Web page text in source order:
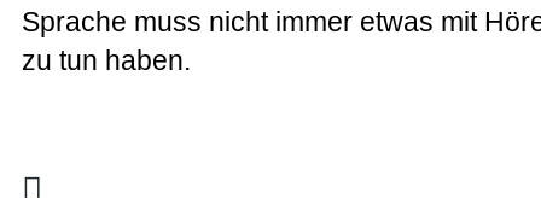
Sprache muss nicht immer etwas mit
zu tun haben.